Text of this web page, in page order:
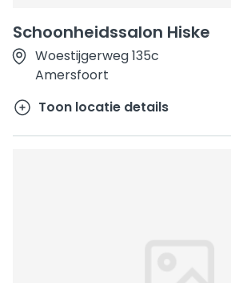
Schoonheidssalon Hiske
Woestijgerweg 135c
Amersfoort
Toon locatie details